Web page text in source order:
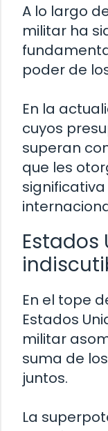
A lo largo
militar ha
poder de
En la
cuyos
superan
que les
Estados
En el tope
Estados
militar
suma de
juntos.
La